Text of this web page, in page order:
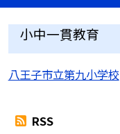
小中一貫教育
八王子市立第九小学校
RSS